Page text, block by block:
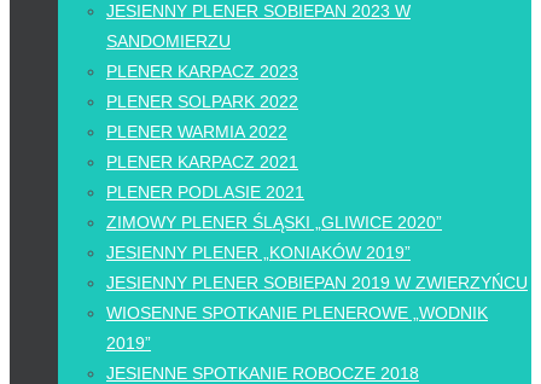
JESIENNY PLENER SOBIEPAN 2023 W
SANDOMIERZU
PLENER KARPACZ 2023
PLENER SOLPARK 2022
PLENER WARMIA 2022
PLENER KARPACZ 2021
PLENER PODLASIE 2021
ZIMOWY PLENER ŚLĄSKI „GLIWICE 2020”
JESIENNY PLENER „KONIAKÓW 2019”
JESIENNY PLENER SOBIEPAN 2019 W ZWIERZYŃCU
WIOSENNE SPOTKANIE PLENEROWE „WODNIK
2019”
JESIENNE SPOTKANIE ROBOCZE 2018